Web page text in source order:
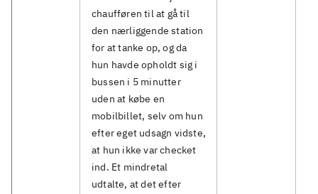
chaufføren til at gå til
den nærliggende station
for at tanke op, og da
hun havde opholdt sig i
bussen i 5 minutter
uden at købe en
mobilbillet, selv om hun
efter eget udsagn vidste,
at hun ikke var checket
ind. Et mindretal
udtalte, at det efter